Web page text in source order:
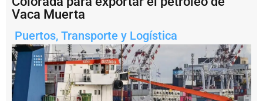
i
ó
e
s
o
t
r
Vaca Muerta
Puertos, Transporte y Logística